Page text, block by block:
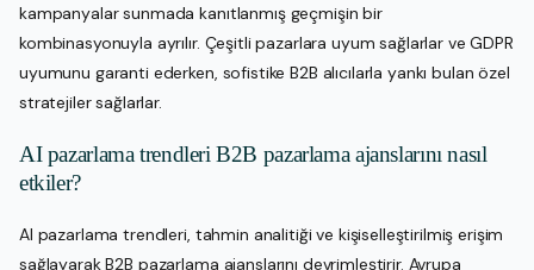
kampanyalar sunmada kanıtlanmış geçmişin bir
kombinasyonuyla ayrılır. Çeşitli pazarlara uyum sağlarlar ve GDPR
uyumunu garanti ederken, sofistike B2B alıcılarla yankı bulan özel
stratejiler sağlarlar.
AI pazarlama trendleri B2B pazarlama ajanslarını nasıl
etkiler?
AI pazarlama trendleri, tahmin analitiği ve kişiselleştirilmiş erişim
sağlayarak B2B pazarlama ajanslarını devrimleştirir. Avrupa